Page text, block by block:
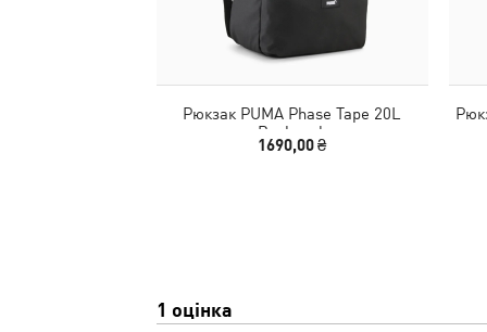
Рюкзак PUMA Phase Tape 20L
Backpack
1690,00 ₴
1 оцінка